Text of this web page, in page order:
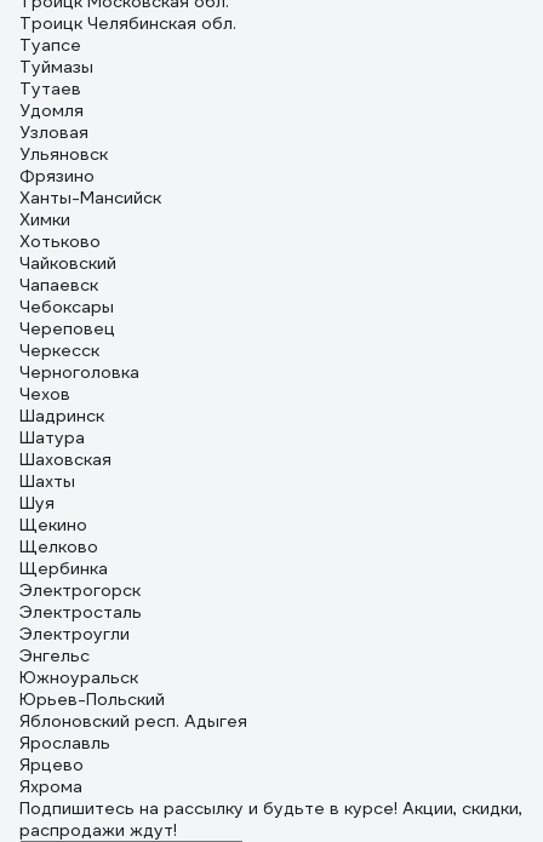
Троицк Челябинская обл.
Туапсе
Туймазы
Тутаев
Удомля
Узловая
Ульяновск
Фрязино
Ханты-Мансийск
Химки
Хотьково
Чайковский
Чапаевск
Чебоксары
Череповец
Черкесск
Черноголовка
Чехов
Шадринск
Шатура
Шаховская
Шахты
Шуя
Щекино
Щелково
Щербинка
Электрогорск
Электросталь
Электроугли
Энгельс
Южноуральск
Юрьев-Польский
Яблоновский респ. Адыгея
Ярославль
Ярцево
Яхрома
Подпишитесь на рассылку и будьте в курсе! Акции, скидки,
распродажи ждут!